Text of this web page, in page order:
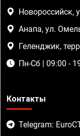
Новороссийск,
Анапа, ул.
Геленджик,
Пн-Сб | 09:00 -
Контакты
Telegram: